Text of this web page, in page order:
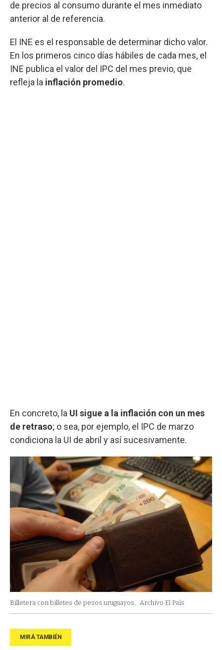
de precios al consumo durante el mes inmediato
anterior al de referencia.
El INE es el responsable de determinar dicho valor.
En los primeros cinco días hábiles de cada mes, el
INE publica el valor del IPC del mes previo, que
refleja la inflación promedio.
En concreto, la UI sigue a la inflación con un mes
de retraso; o sea, por ejemplo, el IPC de marzo
condiciona la UI de abril y así sucesivamente.
Billetera con billetes de pesos uruguayos. Archivo El País